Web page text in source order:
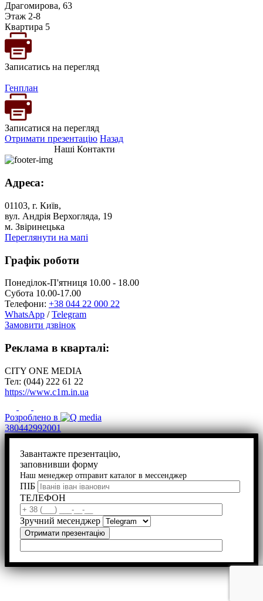
Драгомирова, 63
Этаж 2-8
Квартира 5
Записатись на перегляд
Генплан
Записатися на перегляд
Отримати презентацію Назад
Наші Контакти
Адреса:
01103, г. Київ,
вул. Андрія Верхогляда, 19
м. Звіринецька
Переглянути на мапі
Графік роботи
Понеділок-П'ятниця 10.00 - 18.00
Субота 10.00-17.00
Телефони: +38 044 22 000 22
WhatsApp /Telegram
Замовити дзвінок
Реклама в кварталі:
CITY ONE MEDIA
Тел: (044) 222 61 22
https://www.c1m.in.ua
Розроблено в
380442992001
Завантажте презентацію,
заповнивши форму
Наш менеджер отправит каталог в мессенджер
ПІБ
ТЕЛЕФОН
Зручний месенджер